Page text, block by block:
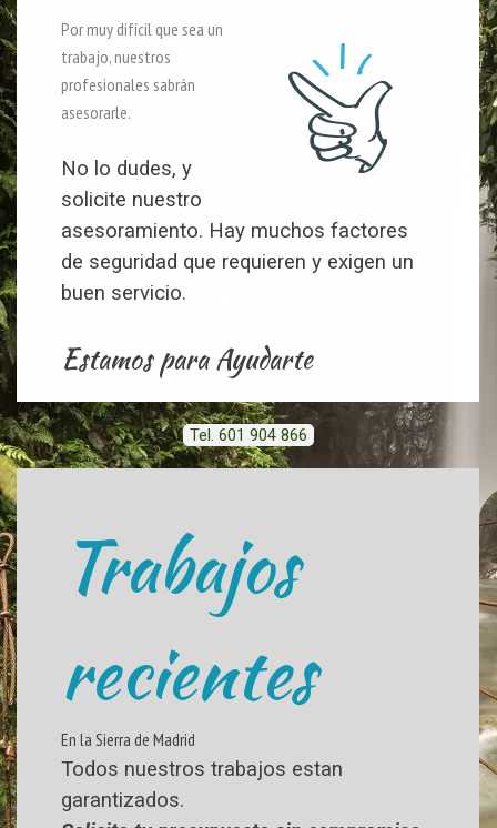
Por muy difícil que sea un
trabajo, nuestros
profesionales sabrán
asesorarle.
No lo dudes, y
solicite nuestro
asesoramiento. Hay muchos factores
de seguridad que requieren y exigen un
buen servicio.
Estamos para Ayudarte
Tel. 601 904 866
Trabajos
recientes
En la Sierra de Madrid
Todos nuestros trabajos estan
garantizados.